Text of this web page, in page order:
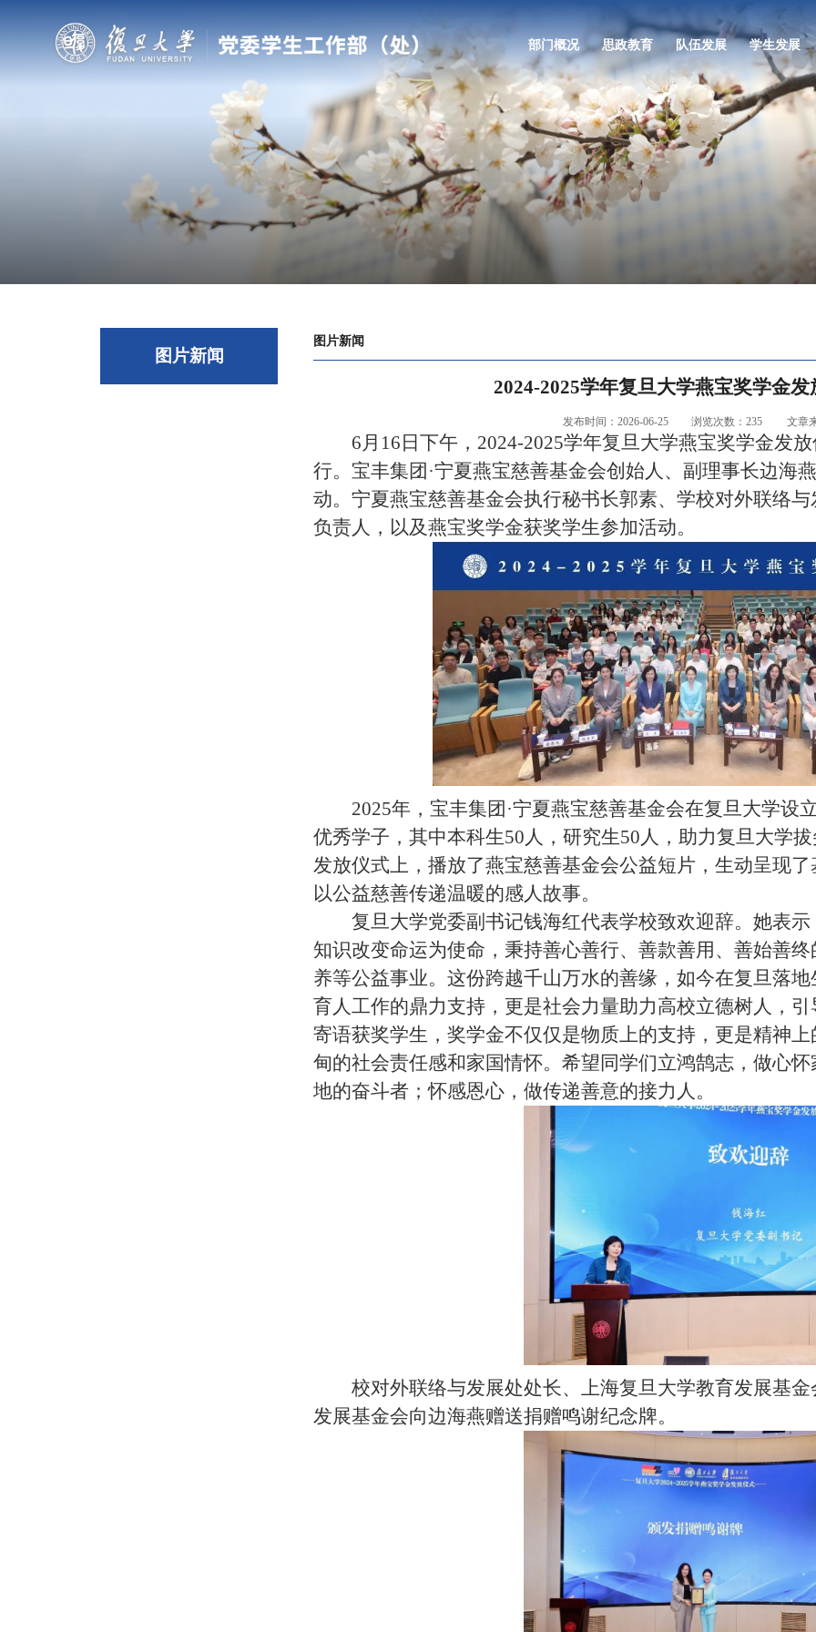
部门概况 思政教育 队伍发展 学生发展
图片新闻
图片新闻
2024-2025学年复旦大学燕宝奖学金
发布时间：2026-06-25 浏览次数： 235 文章
6月16日下午，2024-2025学年复旦大学燕宝奖学金发
行。宝丰集团·宁夏燕宝慈善基金会创始人、副理事长边海
动。宁夏燕宝慈善基金会执行秘书长郭素、学校对外联络
负责人，以及燕宝奖学金获奖学生参加活动。
2025年，宝丰集团·宁夏燕宝慈善基金会在复旦大学设
优秀学子，其中本科生50人，研究生50人，助力复旦大学
发放仪式上，播放了燕宝慈善基金会公益短片，生动呈现
以公益慈善传递温暖的感人故事。
复旦大学党委副书记钱海红代表学校致欢迎辞。她表
知识改变命运为使命，秉持善心善行、善款善用、善始善
养等公益事业。这份跨越千山万水的善缘，如今在复旦落
育人工作的鼎力支持，更是社会力量助力高校立德树人，
寄语获奖学生，奖学金不仅仅是物质上的支持，更是精神
甸的社会责任感和家国情怀。希望同学们立鸿鹄志，做心
地的奋斗者；怀感恩心，做传递善意的接力人。
校对外联络与发展处处长、上海复旦大学教育发展基
发展基金会向边海燕赠送捐赠鸣谢纪念牌。